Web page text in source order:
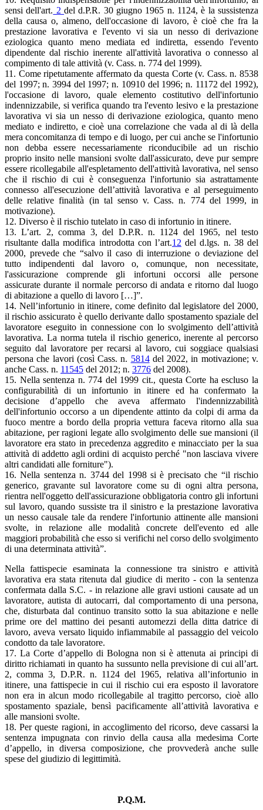
sensi dell'art. 2del d.P.R. 30 giugno 1965 n. 1124, è la sussistenza
della causa o, almeno, dell'occasione di lavoro, è cioè che fra la
prestazione lavorativa e l'evento vi sia un nesso di derivazione
eziologica quanto meno mediata ed indiretta, essendo l'evento
dipendente dal rischio inerente all'attività lavorativa o connesso al
compimento di tale attività (v. Cass. n. 774 del 1999).
11. Come ripetutamente affermato da questa Corte (v. Cass. n. 8538
del 1997; n. 3994 del 1997; n. 10910 del 1996; n. 11172 del 1992),
l'occasione di lavoro, quale elemento costitutivo dell'infortunio
indennizzabile, si verifica quando tra l'evento lesivo e la prestazione
lavorativa vi sia un nesso di derivazione eziologica, quanto meno
mediato e indiretto, e cioè una correlazione che vada al di là della
mera concomitanza di tempo e di luogo, per cui anche se l'infortunio
non debba essere necessariamente riconducibile ad un rischio
proprio insito nelle mansioni svolte dall'assicurato, deve pur sempre
essere ricollegabile all'espletamento dell'attività lavorativa, nel senso
che il rischio di cui è conseguenza l'infortunio sia astrattamente
connesso all'esecuzione dell’attività lavorativa e al perseguimento
delle relative finalità (in tal senso v. Cass. n. 774 del 1999, in
motivazione).
12. Diverso è il rischio tutelato in caso di infortunio in itinere.
13. L’art. 2, comma 3, del D.P.R. n. 1124 del 1965, nel testo
risultante dalla modifica introdotta con l’art.12 del d.lgs. n. 38 del
2000, prevede che “salvo il caso di interruzione o deviazione del
tutto indipendenti dal lavoro o, comunque, non necessitate,
l'assicurazione comprende gli infortuni occorsi alle persone
assicurate durante il normale percorso di andata e ritorno dal luogo
di abitazione a quello di lavoro […]”.
14. Nell’infortunio in itinere, come definito dal legislatore del 2000,
il rischio assicurato è quello derivante dallo spostamento spaziale del
lavoratore eseguito in connessione con lo svolgimento dell’attività
lavorativa. La norma tutela il rischio generico, inerente al percorso
seguito dal lavoratore per recarsi al lavoro, cui soggiace qualsiasi
persona che lavori (così Cass. n. 5814del 2022, in motivazione; v.
anche Cass. n. 11545 del 2012; n. 3776 del 2008).
15. Nella sentenza n. 774 del 1999 cit., questa Corte ha escluso la
configurabilità di un infortunio in itinere ed ha confermato la
decisione d’appello che aveva affermato l'indennizzabilità
dell'infortunio occorso a un dipendente attinto da colpi di arma da
fuoco mentre a bordo della propria vettura faceva ritorno alla sua
abitazione, per ragioni legate allo svolgimento delle sue mansioni (il
lavoratore era stato in precedenza aggredito e minacciato per la sua
attività di addetto agli ordini di acquisto perché "non lasciava vivere
altri candidati alle forniture").
16. Nella sentenza n. 3744 del 1998 si è precisato che “il rischio
generico, gravante sul lavoratore come su di ogni altra persona,
rientra nell'oggetto dell'assicurazione obbligatoria contro gli infortuni
sul lavoro, quando sussiste tra il sinistro e la prestazione lavorativa
un nesso causale tale da rendere l'infortunio attinente alle mansioni
svolte, in relazione alle modalità concrete dell'evento ed alle
maggiori probabilità che esso si verifichi nel corso dello svolgimento
di una determinata attività”.
Nella fattispecie esaminata la connessione tra sinistro e attività
lavorativa era stata ritenuta dal giudice di merito - con la sentenza
confermata dalla S.C. - in relazione alle gravi ustioni causate ad un
lavoratore, autista di autocarri, dal comportamento di una persona,
che, disturbata dal continuo transito sotto la sua abitazione e nelle
prime ore del mattino dei pesanti automezzi della ditta datrice di
lavoro, aveva versato liquido infiammabile al passaggio del veicolo
condotto da tale lavoratore.
17. La Corte d’appello di Bologna non si è attenuta ai principi di
diritto richiamati in quanto ha sussunto nella previsione di cui all’art.
2, comma 3, D.P.R. n. 1124 del 1965, relativa all’infortunio in
itinere, una fattispecie in cui il rischio cui era esposto il lavoratore
non era in alcun modo ricollegabile al tragitto percorso, cioè allo
spostamento spaziale, bensì pacificamente all’attività lavorativa e
alle mansioni svolte.
18. Per queste ragioni, in accoglimento del ricorso, deve cassarsi la
sentenza impugnata con rinvio della causa alla medesima Corte
d’appello, in diversa composizione, che provvederà anche sulle
spese del giudizio di legittimità.
P.Q.M.